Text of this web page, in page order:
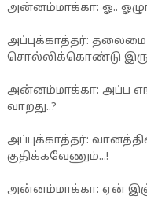
அன்னம்மாக்கா: ஓ..
அப்புக்காத்தர்:
சொல்லிக்கொண்டு
அன்னம்மாக்கா: அப்ப
வாறது..?
அப்புக்காத்தர்:
குதிக்கவேணும்...!
அன்னம்மாக்கா: ஏன்